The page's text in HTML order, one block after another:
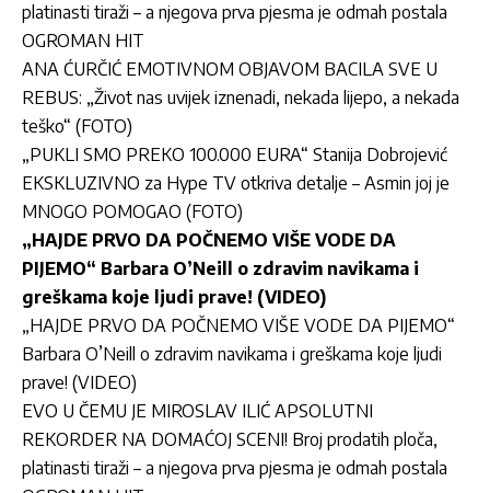
platinasti tiraži – a njegova prva pjesma je odmah postala
OGROMAN HIT
ANA ĆURČIĆ EMOTIVNOM OBJAVOM BACILA SVE U
REBUS: „Život nas uvijek iznenadi, nekada lijepo, a nekada
teško“ (FOTO)
„PUKLI SMO PREKO 100.000 EURA“ Stanija Dobrojević
EKSKLUZIVNO za Hype TV otkriva detalje – Asmin joj je
MNOGO POMOGAO (FOTO)
„HAJDE PRVO DA POČNEMO VIŠE VODE DA
PIJEMO“ Barbara O’Neill o zdravim navikama i
greškama koje ljudi prave! (VIDEO)
„HAJDE PRVO DA POČNEMO VIŠE VODE DA PIJEMO“
Barbara O’Neill o zdravim navikama i greškama koje ljudi
prave! (VIDEO)
EVO U ČEMU JE MIROSLAV ILIĆ APSOLUTNI
REKORDER NA DOMAĆOJ SCENI! Broj prodatih ploča,
platinasti tiraži – a njegova prva pjesma je odmah postala